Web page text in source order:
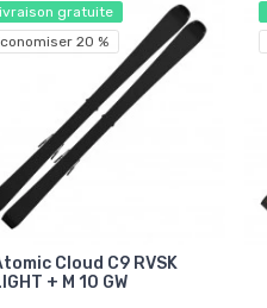
gratuite
20 %
Cloud C9 RVSK
+ M 10 GW